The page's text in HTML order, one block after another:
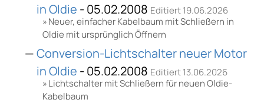
in Oldie - 05.02.2008 Editiert 19.06.2026
Neuer, einfacher Kabelbaum mit Schließern in
Oldie mit ursprünglich Öffnern
Conversion-Lichtschalter neuer Motor
in Oldie - 05.02.2008 Editiert 13.06.2026
Lichtschalter mit Schließern für neuen Oldie-
Kabelbaum